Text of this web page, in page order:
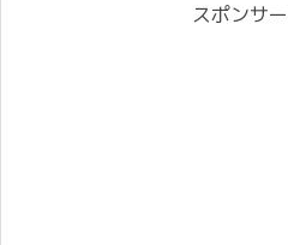
スポンサ